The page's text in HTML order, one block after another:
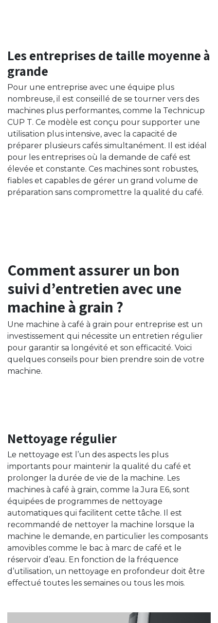
Les entreprises de taille moyenne à
grande
Pour une entreprise avec une équipe plus
nombreuse, il est conseillé de se tourner vers des
machines plus performantes, comme la Technicup
CUP T. Ce modèle est conçu pour supporter une
utilisation plus intensive, avec la capacité de
préparer plusieurs cafés simultanément. Il est idéal
pour les entreprises où la demande de café est
élevée et constante. Ces machines sont robustes,
fiables et capables de gérer un grand volume de
préparation sans compromettre la qualité du café.
Comment assurer un bon
suivi d’entretien avec une
machine à grain ?
Une machine à café à grain pour entreprise est un
investissement qui nécessite un entretien régulier
pour garantir sa longévité et son efficacité. Voici
quelques conseils pour bien prendre soin de votre
machine.
Nettoyage régulier
Le nettoyage est l’un des aspects les plus
importants pour maintenir la qualité du café et
prolonger la durée de vie de la machine. Les
machines à café à grain, comme la Jura E6, sont
équipées de programmes de nettoyage
automatiques qui facilitent cette tâche. Il est
recommandé de nettoyer la machine lorsque la
machine le demande, en particulier les composants
amovibles comme le bac à marc de café et le
réservoir d’eau. En fonction de la fréquence
d’utilisation, un nettoyage en profondeur doit être
effectué toutes les semaines ou tous les mois.